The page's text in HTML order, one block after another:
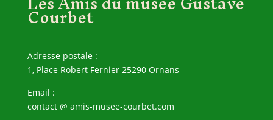
Courbet
Adresse postale :
1, Place Robert Fernier 25290 Ornans
Email :
contact @ amis-musee-courbet.com